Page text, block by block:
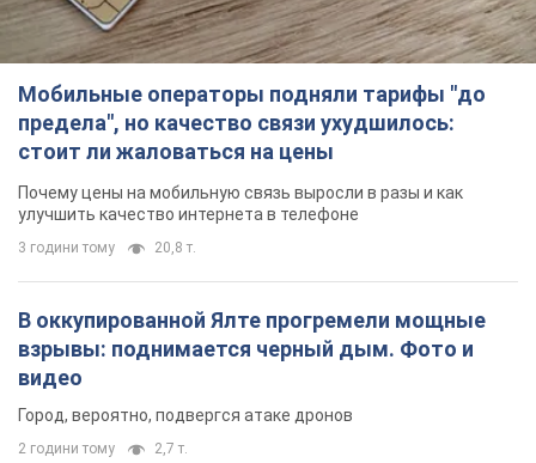
Мобильные операторы подняли тарифы "до
предела", но качество связи ухудшилось:
стоит ли жаловаться на цены
Почему цены на мобильную связь выросли в разы и как
улучшить качество интернета в телефоне
3 години тому 20,8 т.
В оккупированной Ялте прогремели мощные
взрывы: поднимается черный дым. Фото и
видео
Город, вероятно, подвергся атаке дронов
2 години тому 2,7 т.